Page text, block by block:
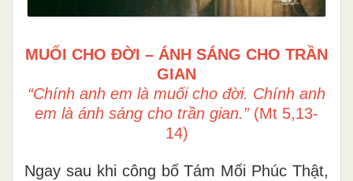
MUỐI CHO ĐỜI – ÁNH SÁNG CHO TRẦN
GIAN
“Chính anh em là muối cho đời. Chính anh
em là ánh sáng cho trần gian.”(Mt 5,13-
14)
Ngay sau khi công bố Tám Mối Phúc Thật,